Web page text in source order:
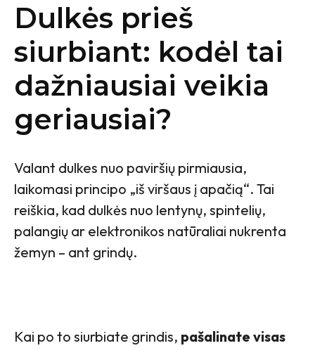
Dulkės prieš
siurbiant: kodėl tai
dažniausiai veikia
geriausiai?
Valant dulkes nuo paviršių pirmiausia,
laikomasi principo „iš viršaus į apačią“. Tai
reiškia, kad dulkės nuo lentynų, spintelių,
palangių ar elektronikos natūraliai nukrenta
žemyn – ant grindų.
Kai po to siurbiate grindis, pašalinate visas